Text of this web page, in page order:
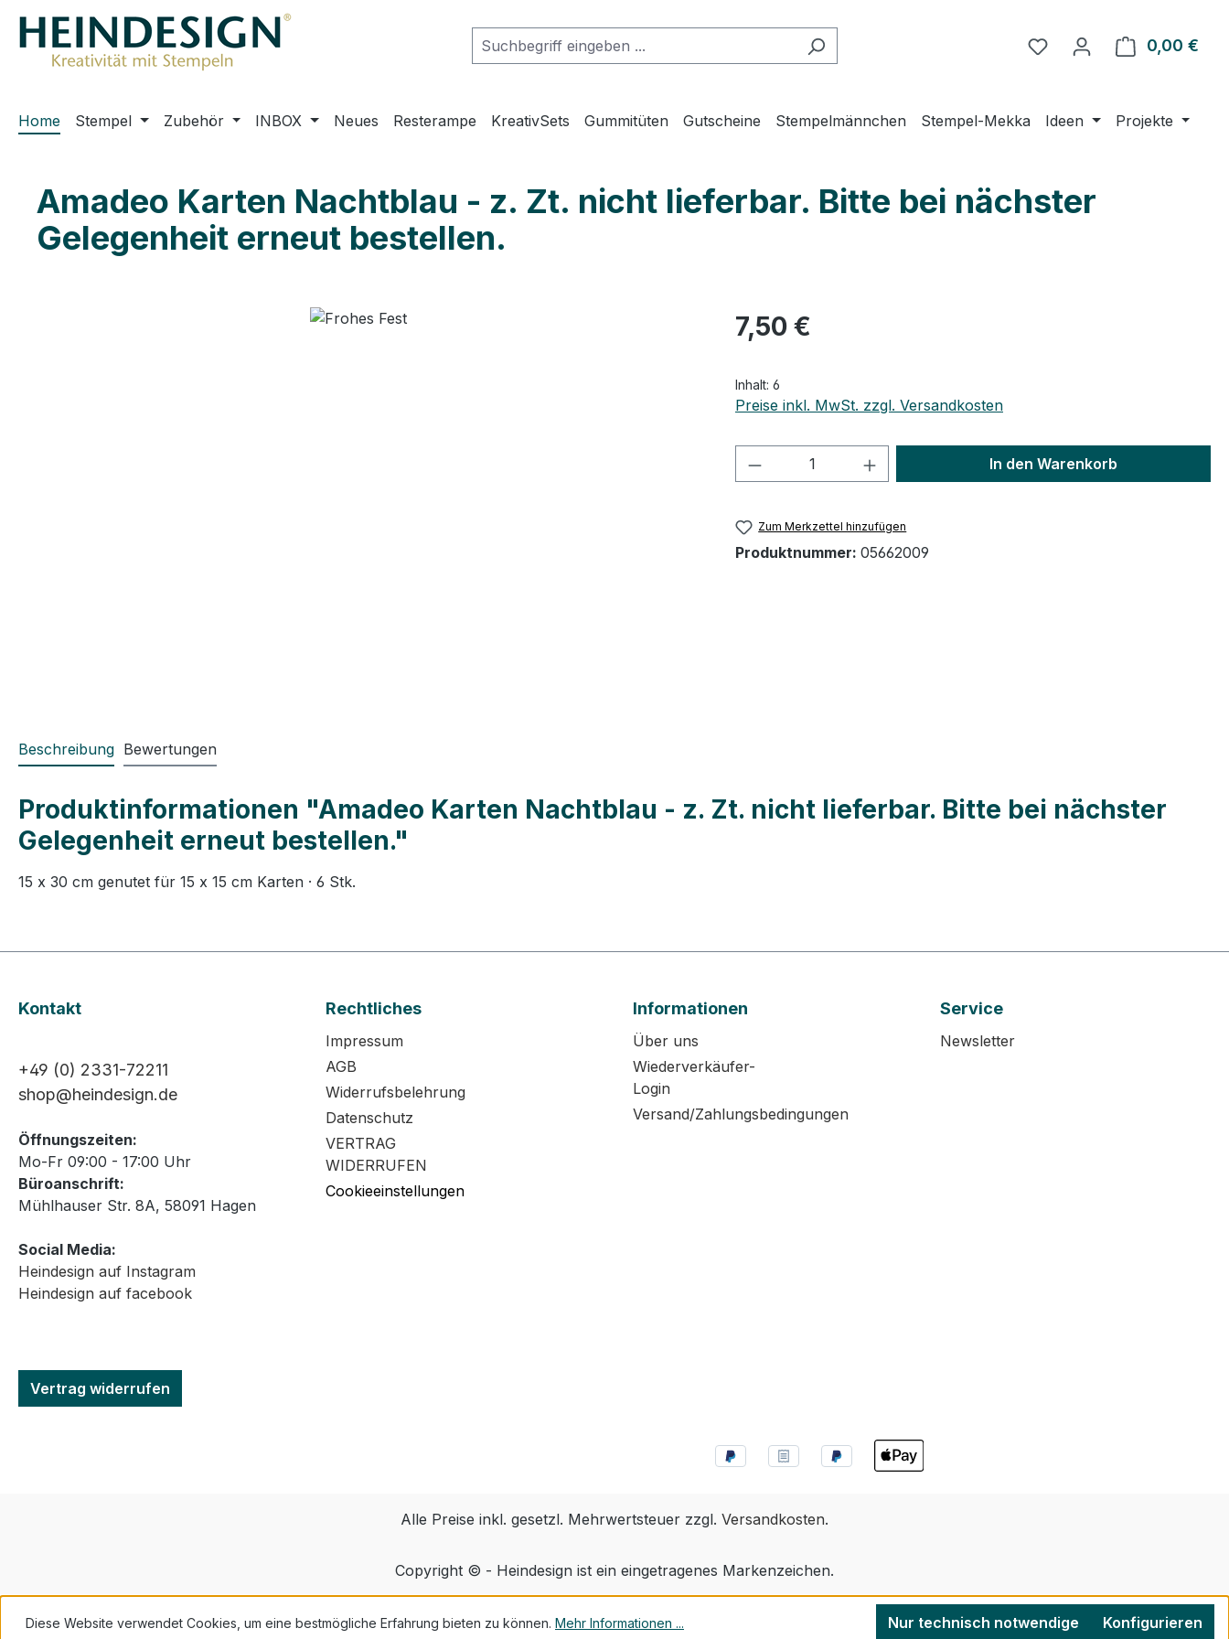
Hauptinhalt springen
Zur Suche springen
Zur Hauptnavigation springen
Du hast 0 Produkte auf
0,00 €
Home Stempel Zubehör INBOX Neues Resterampe KreativSets Gummitüten Gutscheine Stempelmännchen Stempel-Mekka Ideen Projekte
Amadeo Karten Nachtblau - z. Zt. nicht lieferbar. Bitte bei nächster
Gelegenheit erneut bestellen.
Regulärer Preis:
7,50 €
Inhalt: 6
Preise inkl. MwSt. zzgl. Versandkosten
Produkt Anzahl: Gib den gewünschten Wert
In den Warenkorb
Zum Merkzettel hinzufügen
Produktnummer: 05662009
Beschreibung Bewertungen
Produktinformationen "Amadeo Karten Nachtblau - z. Zt. nicht lieferbar. Bitte bei nächster
Gelegenheit erneut bestellen."
15 x 30 cm genutet für 15 x 15 cm Karten · 6 Stk.
Kontakt
+49 (0) 2331-72211
shop@heindesign.de
Öffnungszeiten:
Mo-Fr 09:00 - 17:00 Uhr
Büroanschrift:
Mühlhauser Str. 8A, 58091 Hagen
Social Media:
Heindesign auf Instagram
Heindesign auf facebook
Vertrag widerrufen
Rechtliches
Impressum
AGB
Widerrufsbelehrung
Datenschutz
VERTRAG
WIDERRUFEN
Cookieeinstellungen
Informationen
Über uns
Wiederverkäufer-
Login
Versand/Zahlungsbedingungen
Service
Newsletter
Alle Preise inkl. gesetzl. Mehrwertsteuer zzgl. Versandkosten.
Copyright © - Heindesign ist ein eingetragenes Markenzeichen.
Diese Website verwendet Cookies, um eine bestmögliche Erfahrung bieten zu können. Mehr Informationen ... Nur technisch notwendige Konfigurieren